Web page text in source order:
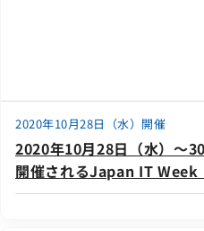
2020年10月28日（水）開催
2020年10月28日（水）～
開催されるJapan IT Week
に出展いたします。